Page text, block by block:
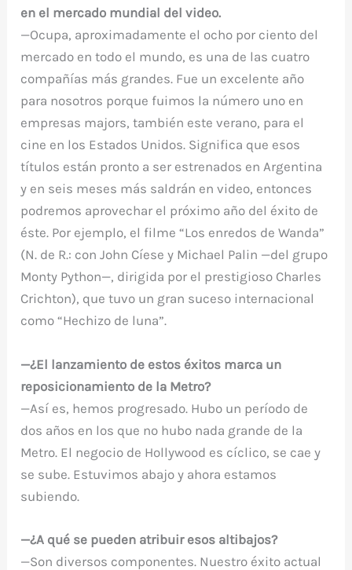
en el mercado mundial del video.
—Ocupa, aproximadamente el ocho por ciento del
mercado en todo el mundo, es una de las cuatro
compañías más grandes. Fue un excelente año
para nosotros porque fuimos la número uno en
empresas majors, también este verano, para el
cine en los Estados Unidos. Significa que esos
títulos están pronto a ser estrenados en Argentina
y en seis meses más saldrán en video, entonces
podremos aprovechar el próximo año del éxito de
éste. Por ejemplo, el filme “Los enredos de Wanda”
(N. de R.: con John Cíese y Michael Palin —del grupo
Monty Python—, dirigida por el prestigioso Charles
Crichton), que tuvo un gran suceso internacional
como “Hechizo de luna”.
—¿El lanzamiento de estos éxitos marca un
reposicionamiento de la Metro?
—Así es, hemos progresado. Hubo un período de
dos años en los que no hubo nada grande de la
Metro. El negocio de Hollywood es cíclico, se cae y
se sube. Estuvimos abajo y ahora estamos
subiendo.
—¿A qué se pueden atribuir esos altibajos?
—Son diversos componentes. Nuestro éxito actual